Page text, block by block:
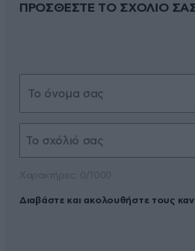
ΠΡΟΣΘΕΣΤΕ ΤΟ ΣΧΟΛΙΟ
Διαβάστε και ακολουθήστε τους